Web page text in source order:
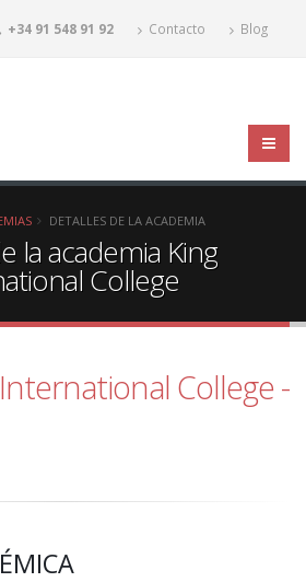
+34 91 548 91 92 Contacto Blog
DETALLES DE LA ACADEMIA
la academia King
College
College -